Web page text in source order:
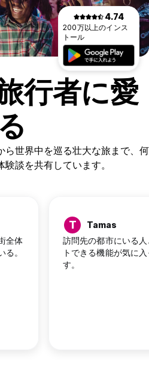
4.74
200万以上のインス
トール
行者に愛
ら世界中を巡る壮大な旅まで、何
談を共有しています。
全体
。
T
Tamas
訪問先の都市にいる
トできる機能が気に
す。